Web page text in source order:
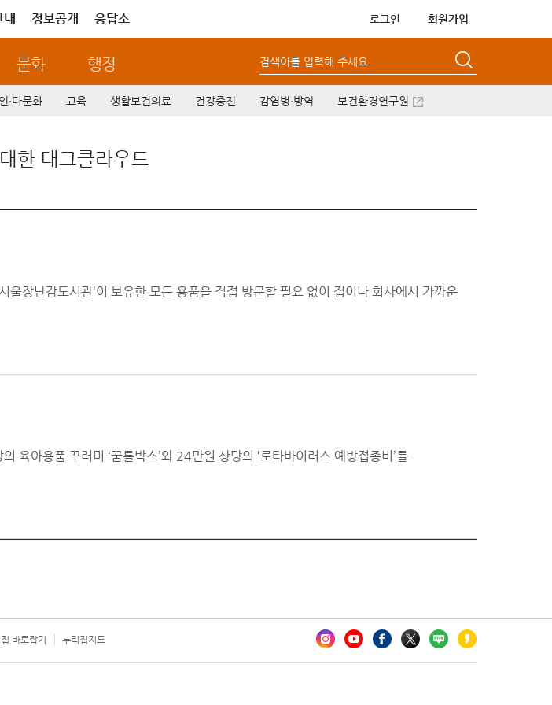
정보공개 응답소 로그인 회원가입
문화 행정 검색어를 입력해 주세요
·다문화 교육 생활보건의료 건강증진 감염병·방역 보건환경연구원
한 태그클라우드
장난감도서관’이 보유한 모든 용품을 직접 방문할 필요 없이 집이나 회사에서 가까운
아용품 꾸러미 ‘꿈틀박스’와 24만원 상당의 ‘로타바이러스 예방접종비’를
바로잡기 누리집지도